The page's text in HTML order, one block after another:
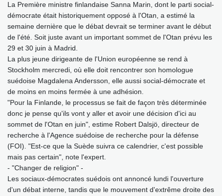
La Première ministre finlandaise Sanna Marin, dont le parti social-
démocrate était historiquement opposé à l'Otan, a estimé la
semaine dernière que le débat devrait se terminer avant le début
de l'été. Soit juste avant un important sommet de l'Otan prévu les
29 et 30 juin à Madrid.
La plus jeune dirigeante de l'Union européenne se rend à
Stockholm mercredi, où elle doit rencontrer son homologue
suédoise Magdalena Andersson, elle aussi social-démocrate et
de moins en moins fermée à une adhésion.
"Pour la Finlande, le processus se fait de façon très déterminée
donc je pense qu'ils vont y aller et avoir une décision d'ici au
sommet de l'Otan en juin", estime Robert Dalsjö, directeur de
recherche à l'Agence suédoise de recherche pour la défense
(FOI). "Est-ce que la Suède suivra ce calendrier, c'est possible
mais pas certain", note l'expert.
- "Changer de religion" -
Les sociaux-démocrates suédois ont annoncé lundi l'ouverture
d'un débat interne, tandis que le mouvement d'extrême droite des